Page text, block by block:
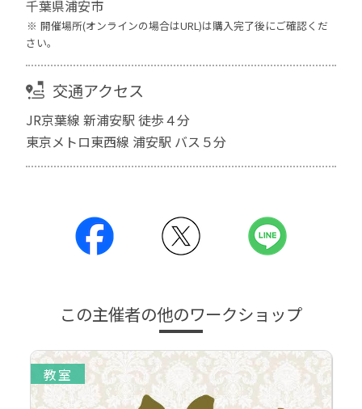
千葉県浦安市
開催場所(オンラインの場合はURL)は購入完了後にご確認くだ
さい。
交通アクセス
JR京葉線 新浦安駅 徒歩４分
東京メトロ東西線 浦安駅 バス５分
この主催者の他のワークショップ
教室